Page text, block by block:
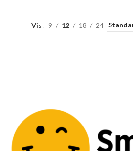
Vis 9 12 18 24